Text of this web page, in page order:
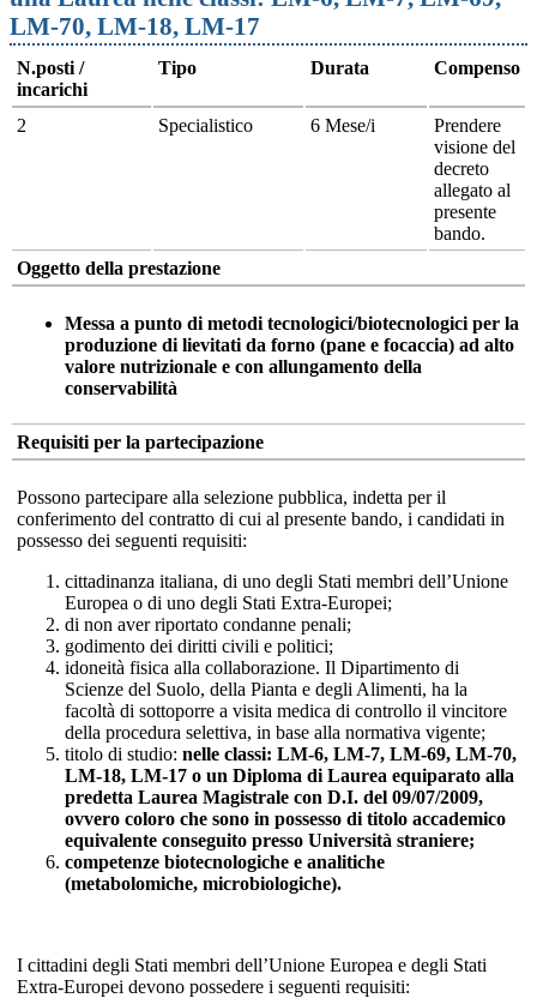
LM-70, LM-18, LM-17
N.posti /
incarichi
Tipo Durata Compenso
2 Specialistico 6 Mese/i
Prendere
visione del
decreto
allegato al
presente
bando.
Oggetto della prestazione
Messa a punto di metodi tecnologici/biotecnologici per la
produzione di lievitati da forno (pane e focaccia) ad alto
valore nutrizionale e con allungamento della
conservabilità
Requisiti per la partecipazione
Possono partecipare alla selezione pubblica, indetta per il
conferimento del contratto di cui al presente bando, i candidati in
possesso dei seguenti requisiti:
cittadinanza italiana, di uno degli Stati membri dell’Unione
Europea o di uno degli Stati Extra-Europei;
di non aver riportato condanne penali;
godimento dei diritti civili e politici;
idoneità fisica alla collaborazione. Il Dipartimento di
Scienze del Suolo, della Pianta e degli Alimenti, ha la
facoltà di sottoporre a visita medica di controllo il vincitore
della procedura selettiva, in base alla normativa vigente;
titolo di studio: nelle classi: LM-6, LM-7, LM-69, LM-70,
LM-18, LM-17 o un Diploma di Laurea equiparato alla
predetta Laurea Magistrale con D.I. del 09/07/2009,
ovvero coloro che sono in possesso di titolo accademico
equivalente conseguito presso Università straniere;
competenze biotecnologiche e analitiche
(metabolomiche, microbiologiche).
I cittadini degli Stati membri dell’Unione Europea e degli Stati
Extra-Europei devono possedere i seguenti requisiti: